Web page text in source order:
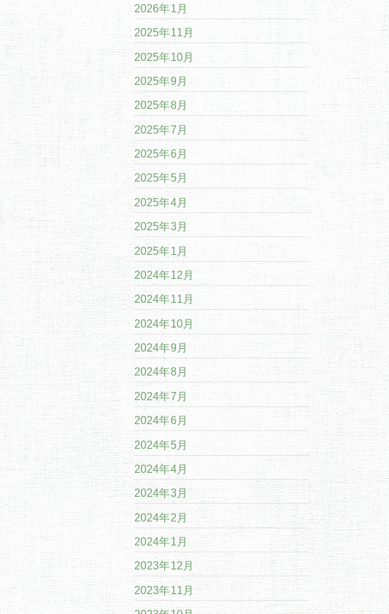
2026年1月
2025年11月
2025年10月
2025年9月
2025年8月
2025年7月
2025年6月
2025年5月
2025年4月
2025年3月
2025年1月
2024年12月
2024年11月
2024年10月
2024年9月
2024年8月
2024年7月
2024年6月
2024年5月
2024年4月
2024年3月
2024年2月
2024年1月
2023年12月
2023年11月